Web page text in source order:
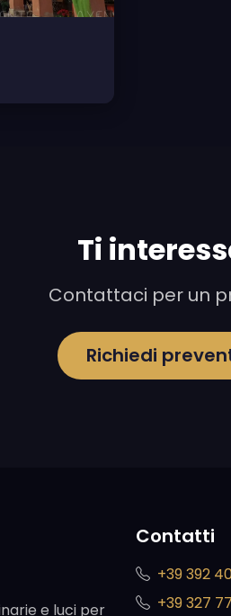
Ti
Contattaci per un
Richiedi
e luci per
Contatti
+39 392
+39 327